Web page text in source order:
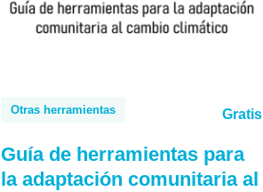
Otras herramientas Gratis
Guía de herramientas para
la adaptación comunitaria al